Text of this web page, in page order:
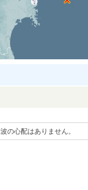
の心配はありません。